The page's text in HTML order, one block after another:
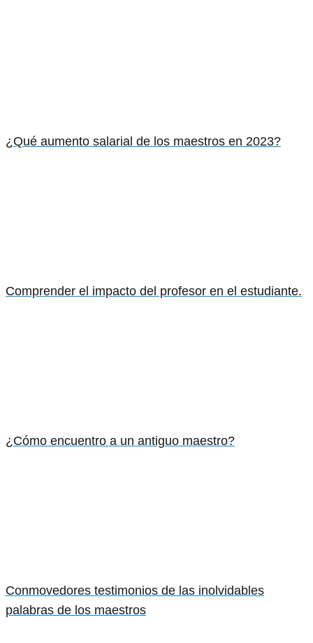
¿Qué aumento salarial de los maestros en 2023?
Comprender el impacto del profesor en el estudiante.
¿Cómo encuentro a un antiguo maestro?
Conmovedores testimonios de las inolvidables
palabras de los maestros